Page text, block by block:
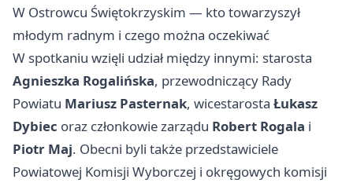
W Ostrowcu Świętokrzyskim — kto towarzyszył
młodym radnym i czego można oczekiwać
W spotkaniu wzięli udział między innymi: starosta
Agnieszka Rogalińska, przewodniczący Rady
Powiatu Mariusz Pasternak, wicestarosta Łukasz
Dybiec oraz członkowie zarządu Robert Rogala i
Piotr Maj. Obecni byli także przedstawiciele
Powiatowej Komisji Wyborczej i okręgowych komisji